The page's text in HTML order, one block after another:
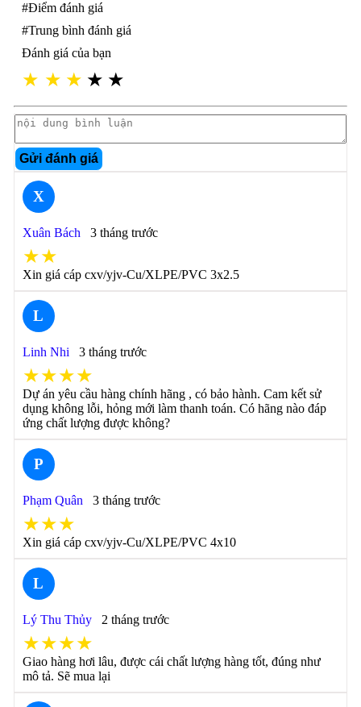
#Điểm đánh giá
#Trung bình đánh giá
Đánh giá của bạn
★ ★ ★ ★ ★
Gửi đánh giá
X
Xuân Bách 3 tháng trước
★★
Xin giá cáp cxv/yjv-Cu/XLPE/PVC 3x2.5
L
Linh Nhi 3 tháng trước
★★★★
Dự án yêu cầu hàng chính hãng , có bảo hành. Cam kết sử
dụng không lỗi, hỏng mới làm thanh toán. Có hãng nào đáp
ứng chất lượng được không?
P
Phạm Quân 3 tháng trước
★★★
Xin giá cáp cxv/yjv-Cu/XLPE/PVC 4x10
L
Lý Thu Thủy 2 tháng trước
★★★★
Giao hàng hơi lâu, được cái chất lượng hàng tốt, đúng như
mô tả. Sẽ mua lại